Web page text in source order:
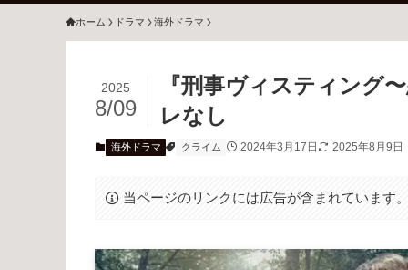
ホーム ドラマ 海外ドラマ
『刑事ヴィスティング
レなし
2025
8/09
海外ドラマ クライム 2024年3月17日 2025年8月9日
当ページのリンクには広告が含まれています